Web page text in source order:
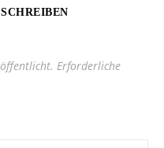
Erforderliche